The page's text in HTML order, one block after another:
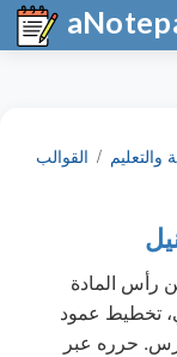
القوالب والتعليم
رأس المادة
تخطيط عمود
حرره عبر